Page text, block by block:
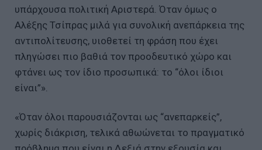
υπάρχουσα πολιτική Αριστερά. Όταν όμως ο
Αλέξης Τσίπρας μιλά για συνολική ανεπάρκεια της
αντιπολίτευσης, υιοθετεί τη φράση που έχει
πληγώσει πιο βαθιά τον προοδευτικό χώρο και
φτάνει ως τον ίδιο προσωπικά: το “όλοι ίδιοι
είναι”».
«Όταν όλοι παρουσιάζονται ως “ανεπαρκείς”,
χωρίς διάκριση, τελικά αθωώνεται το πραγματικό